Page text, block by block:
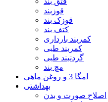
قوزبند
قوزک بند
کتف بند
کمربند بارداری
کمربند طبی
گردنبند طبی
مچ بند
امگا 3 و روغن ماهی
بهداشتی
اصلاح صورت و بدن